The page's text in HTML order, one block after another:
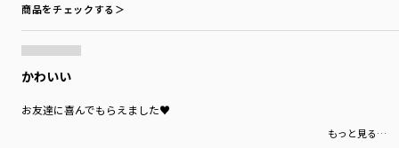
商品をチェックする＞
かわいい
お友達に喜んでもらえました♥
もっと見る…